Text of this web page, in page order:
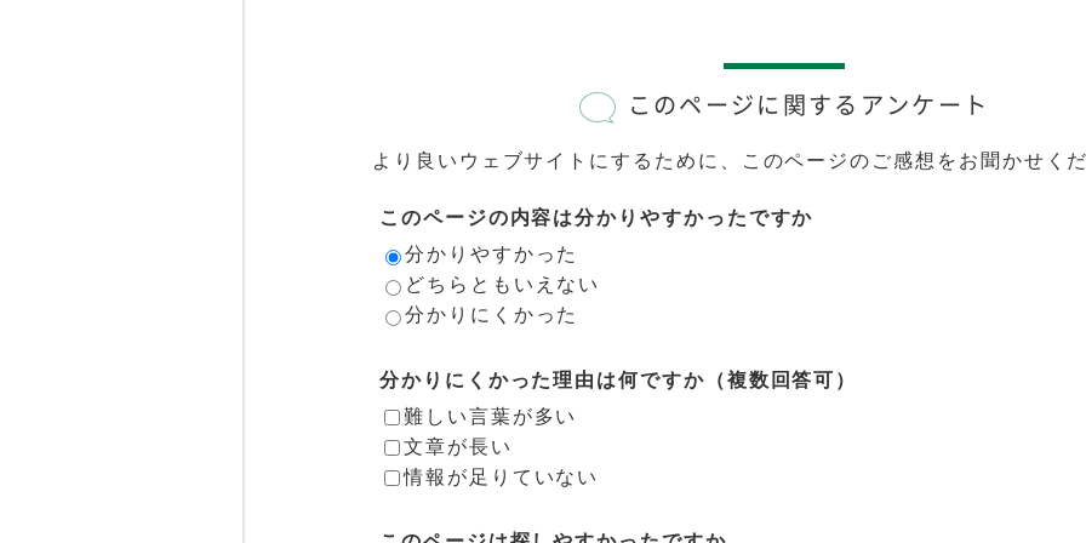
このページに関するアンケート
より良いウェブサイトにするために、このページのご感想をお聞かせく
このページの内容は分かりやすかったですか
分かりやすかった
どちらともいえない
分かりにくかった
分かりにくかった理由は何ですか（複数回答可）
難しい言葉が多い
文章が長い
情報が足りていない